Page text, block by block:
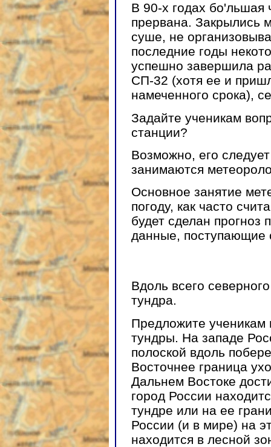
В 90-х годах бо'льшая
прервана. Закрылись
суше, не
последние годы
успешно завершила
СП-32 (хотя ее и
намеченного срока),
Задайте ученикам
станции?
Возможно, его
занимаются
Основное занятие
погоду, как часто
будет сделан прогноз
данные, поступающие
Вдоль всего
тундра.
Предложите
тундры. На западе
полоской вдоль
Восточнее граница
Дальнем Востоке
город России
тундре или на ее
России (и в мире) на
находится в лесной